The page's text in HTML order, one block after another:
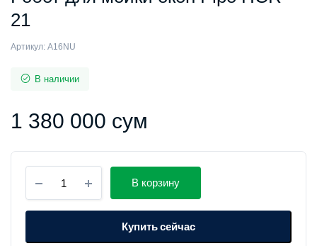
21
Артикул: A16NU
В наличии
1 380 000 сум
для
мойки
окон
HCR-
В корзину
Купить сейчас